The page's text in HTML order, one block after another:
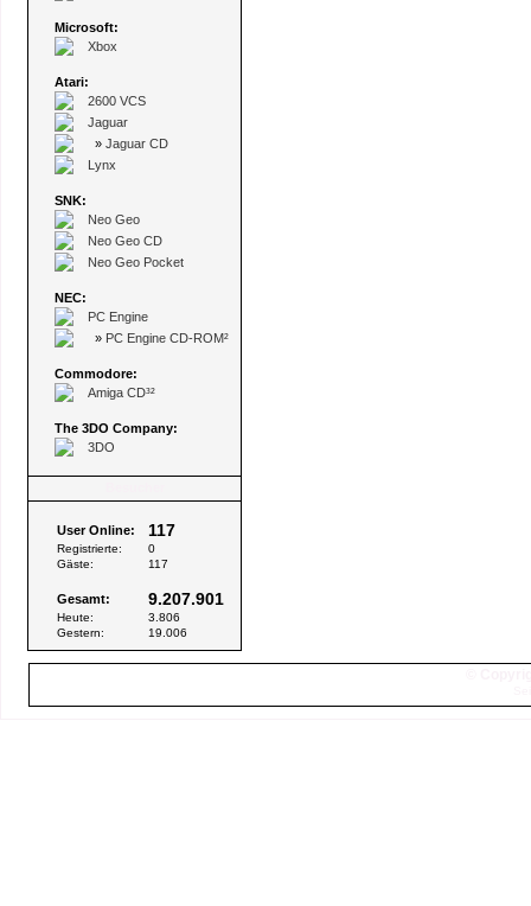
Microsoft:
Xbox
Atari:
2600 VCS
Jaguar
» Jaguar CD
Lynx
SNK:
Neo Geo
Neo Geo CD
Neo Geo Pocket
NEC:
PC Engine
» PC Engine CD-ROM²
Commodore:
Amiga CD³²
The 3DO Company:
3DO
User Online: 117
Registrierte:
0
Gäste:
117
Gesamt: 9.207.901
Heute:
3.806
Gestern:
19.006